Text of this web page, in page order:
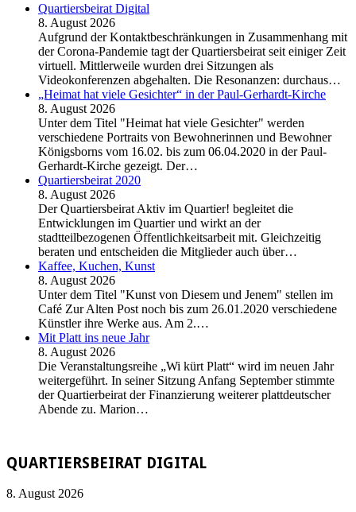
Quartiersbeirat Digital
8. August 2026
Aufgrund der Kontaktbeschränkungen in Zusammenhang mit
der Corona-Pandemie tagt der Quartiersbeirat seit einiger Zeit
virtuell. Mittlerweile wurden drei Sitzungen als
Videokonferenzen abgehalten. Die Resonanzen: durchaus…
„Heimat hat viele Gesichter“ in der Paul-Gerhardt-Kirche
8. August 2026
Unter dem Titel "Heimat hat viele Gesichter" werden
verschiedene Portraits von Bewohnerinnen und Bewohner
Königsborns vom 16.02. bis zum 06.04.2020 in der Paul-
Gerhardt-Kirche gezeigt. Der…
Quartiersbeirat 2020
8. August 2026
Der Quartiersbeirat Aktiv im Quartier! begleitet die
Entwicklungen im Quartier und wirkt an der
stadtteilbezogenen Öffentlichkeitsarbeit mit. Gleichzeitig
beraten und entscheiden die Mitglieder auch über…
Kaffee, Kuchen, Kunst
8. August 2026
Unter dem Titel "Kunst von Diesem und Jenem" stellen im
Café Zur Alten Post noch bis zum 26.01.2020 verschiedene
Künstler ihre Werke aus. Am 2.…
Mit Platt ins neue Jahr
8. August 2026
Die Veranstaltungsreihe „Wi kürt Platt“ wird im neuen Jahr
weitergeführt. In seiner Sitzung Anfang September stimmte
der Quartierbeirat der Finanzierung weiterer plattdeutscher
Abende zu. Marion…
QUARTIERSBEIRAT DIGITAL
8. August 2026